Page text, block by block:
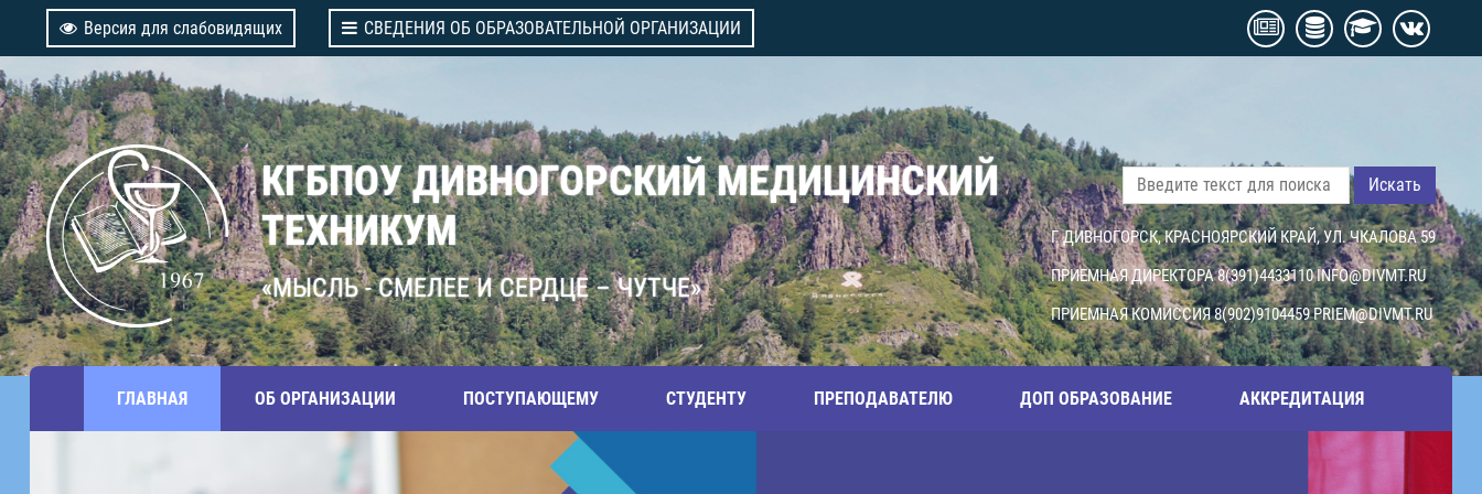
Версия для слабовидящих СВЕДЕНИЯ ОБ ОБРАЗОВАТЕЛЬНОЙ ОРГАНИЗАЦИИ
КГБПОУ ДИВНОГОРСКИЙ МЕДИЦИНСКИЙ
ТЕХНИКУМ
«МЫСЛЬ - СМЕЛЕЕ И СЕРДЦЕ – ЧУТЧЕ»
Искать
Г. ДИВНОГОРСК, КРАСНОЯРСКИЙ КРАЙ, УЛ. ЧКАЛОВА 59
ПРИЕМНАЯ ДИРЕКТОРА 8(391)4433110INFO@DIVMT.RU
ПРИЕМНАЯ КОМИССИЯ 8(902)9104459PRIEM@DIVMT.RU
ГЛАВНАЯ ОБ ОРГАНИЗАЦИИ ПОСТУПАЮЩЕМУ СТУДЕНТУ ПРЕПОДАВАТЕЛЮ ДОП ОБРАЗОВАНИЕ АККРЕДИТАЦИЯ